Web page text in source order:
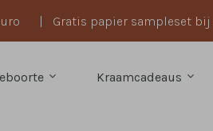
| Gratis papier sampleset
Kraamcadeaus